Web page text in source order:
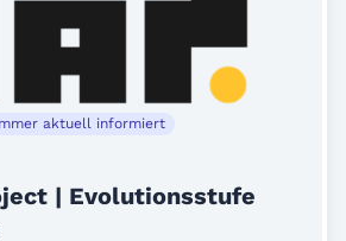
aktuell informiert
| Evolutionsstufe